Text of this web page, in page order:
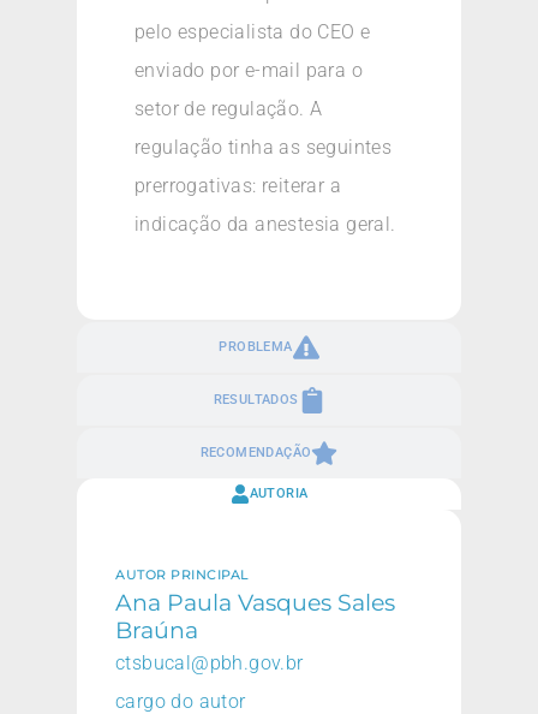
PROBLEMA
RESULTADOS
RECOMENDAÇÃO
pelo especialista do CEO e
enviado por e-mail para o
setor de regulação. A
regulação tinha as seguintes
prerrogativas: reiterar a
indicação da anestesia geral.
AUTORIA
AUTOR PRINCIPAL
Ana Paula Vasques Sales
Braúna
ctsbucal@pbh.gov.br
cargo do autor